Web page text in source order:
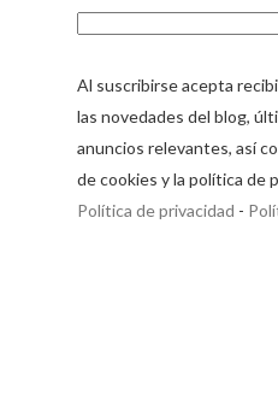
Al suscribirse acepta
las novedades del blog,
anuncios relevantes, así
de cookies y la política de
Política de privacidad -